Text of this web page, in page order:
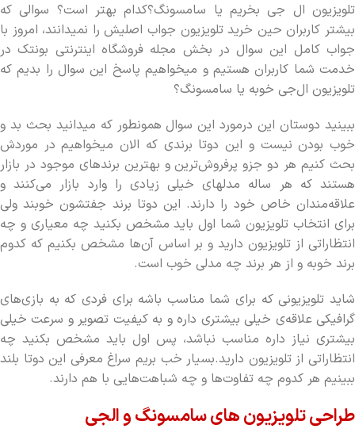
تلویزیون ال‌ جی بخریم یا سامسونگ؟کدام بهتر است؟ سوالی که
بیشتر کاربران حین خرید تلویزیون جواب اصلیش را نمیدانند، امروز با
جواب کامل این سوال در بخش مجله فروشگاه اینترنتی بونتک در
خدمت شما کاربران هستیم و میخواهیم پاسخ این سوال را بدیم که
تلویزیون ال‌جی خوبه یا سامسونگ؟
ببینید دوستان این درمورد این سوال همونطور که میدانید بحث بد و
خوب بودن نیست و این دوتا برندی که الان میخواهیم در موردش
بحث کنیم هر دو جزو پرفروش‌ترین و بهترین برندهای موجود در بازار
هستند که هر ساله مدلهای خیلی زیادی را وارد بازار می‌کنند و
علاقه‌مندان خاص خود را دارند. این دوتا برند جفتشون خوبند ولی
برای انتخاب تلویزیون شما اول باید مشخص بکنید چه معیاری و چه
انتظاراتی از تلویزیون دارید و بر اساس آن‌ها مشخص بکنیم که کدوم
برند خوبه و از هر برند چه مدلی خوب است.
شاید تلویزیونی که برای شما مناسب باشه برای فردی که به بازی‌های
گرافیکی علاقه‌ی خیلی بیشتری داره و به کیفیت تصویر و سرعت خیلی
بیشتری نیاز داره مناسب نباشد، پس اول باید مشخص بکنید چه
انتظاراتی از تلویزیون دارید.بسیار خب بریم سراغ معرفی این دوتا بلند
ببینیم هر کدوم چه تفاوت‌ها و چه شباهت‌هایی با هم دارند.
طراحی تلویزیون های سامسونگ و الجی